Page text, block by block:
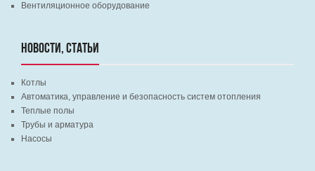
Вентиляционное оборудование
НОВОСТИ, СТАТЬИ
Котлы
Автоматика, управление и безопасность систем отопления
Теплые полы
Трубы и арматура
Насосы